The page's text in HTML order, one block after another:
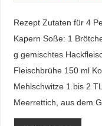
Rezept Zutaten für 4
Kapern Soße: 1
g gemischtes
Fleischbrühe 150 ml
Mehlschwitze 1 bis 2
Meerrettich, aus dem